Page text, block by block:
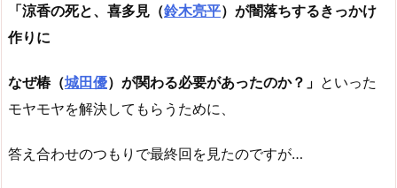
「涼香の死と、喜多見（鈴木亮平）が闇落ちするきっかけ
作りに
なぜ椿（城田優）が関わる必要があったのか？」 といった
モヤモヤを解決してもらうために、
答え合わせのつもりで最終回を見たのですが…